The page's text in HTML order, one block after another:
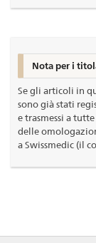
Nota per i
Se gli articoli in
sono già stati
e trasmessi a
delle
a Swissmedic (il